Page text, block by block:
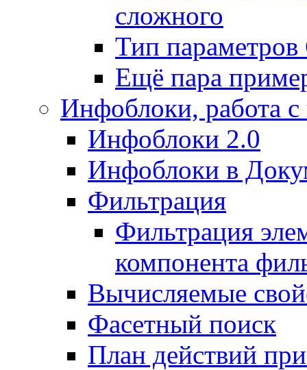
сложного
Тип
Ещё пара
Инфоблоки, работа
Инфоблоки 2.0
Инфоблоки в
Фильтрация
Фильтрация
компонента
Вычисляемые
Фасетный поиск
План действий